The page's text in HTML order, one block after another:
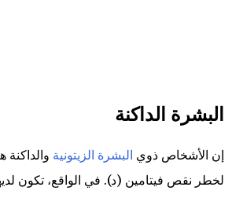
البشرة الداكنة
إن الأشخاص ذوي البشرة الزيتونية
لخطر نقص فيتامين (د). في الواقع، تكون